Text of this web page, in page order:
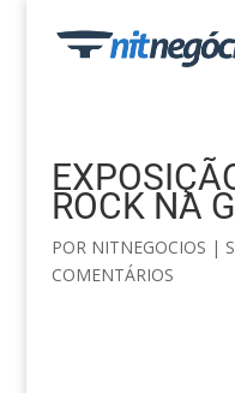
ROCK NA
POR NITNEGOCIOS |
COMENTÁRIOS